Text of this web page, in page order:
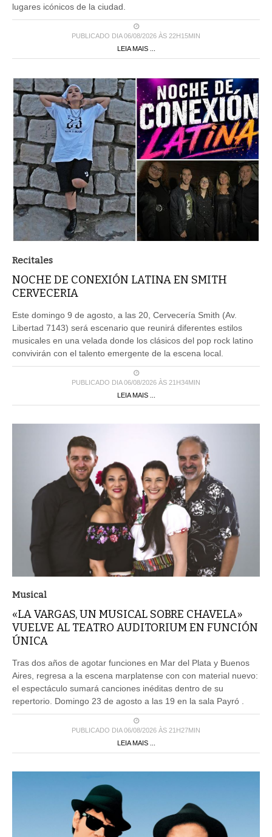
lugares icónicos de la ciudad.
PUBLICADO DIA 06/08/2026 ÀS 22H15MIN
LEIA MAIS ...
Recitales
NOCHE DE CONEXIÓN LATINA EN SMITH
CERVECERIA
Este domingo 9 de agosto, a las 20, Cervecería Smith (Av.
Libertad 7143) será escenario que reunirá diferentes estilos
musicales en una velada donde los clásicos del pop rock latino
convivirán con el talento emergente de la escena local.
PUBLICADO DIA 06/08/2026 ÀS 21H34MIN
LEIA MAIS ...
Musical
«LA VARGAS, UN MUSICAL SOBRE CHAVELA»
VUELVE AL TEATRO AUDITORIUM EN FUNCIÓN
ÚNICA
Tras dos años de agotar funciones en Mar del Plata y Buenos
Aires, regresa a la escena marplatense con con material nuevo:
el espectáculo sumará canciones inéditas dentro de su
repertorio. Domingo 23 de agosto a las 19 en la sala Payró .
PUBLICADO DIA 06/08/2026 ÀS 21H27MIN
LEIA MAIS ...